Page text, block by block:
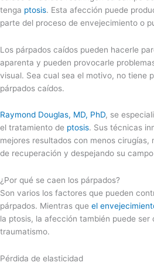
tenga ptosis. Esta afección puede
parte del proceso de envejecimiento o
Los párpados caídos pueden hacerle
aparenta y pueden provocarle
visual. Sea cual sea el motivo, no tiene
párpados caídos.
Raymond Douglas, MD, PhD, se
el tratamiento de ptosis. Sus técnicas
mejores resultados con menos cirugías,
de recuperación y despejando su
¿Por qué se caen los párpados?
Son varios los factores que pueden
párpados. Mientras que el
la ptosis, la afección también puede ser
traumatismo.
Pérdida de elasticidad